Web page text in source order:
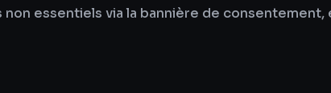
essentiels via la bannière de